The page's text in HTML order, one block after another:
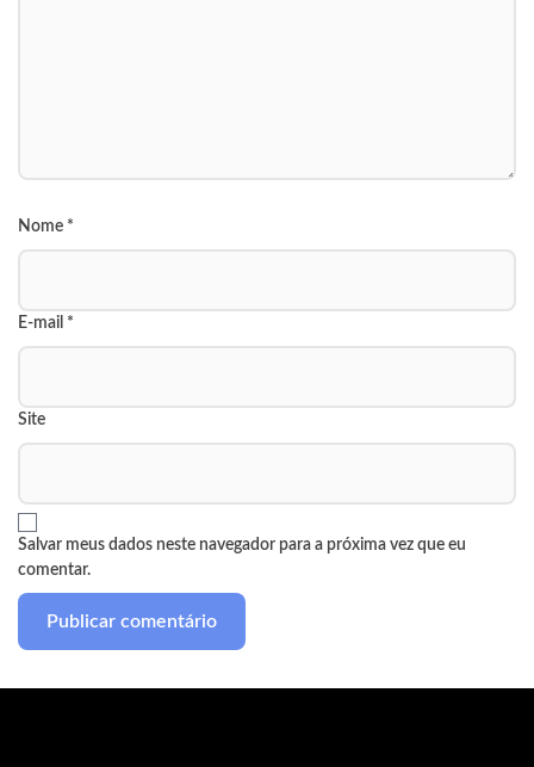
Nome *
E-mail *
Site
Salvar meus dados neste navegador para a próxima vez que eu
comentar.